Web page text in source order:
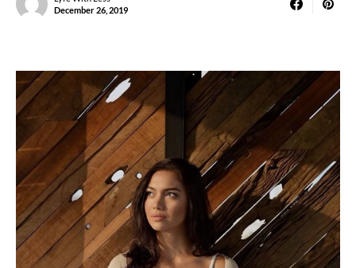
December 26, 2019